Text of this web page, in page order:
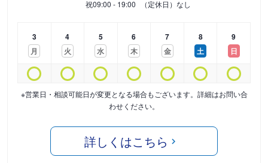
祝09:00 - 19:00 （定休日）なし
3
月
4
火
5
水
6
木
7
金
8
土
9
日
※営業日・相談可能日が変更となる場合もございます。詳細はお問い合
わせください。
詳しくはこちら